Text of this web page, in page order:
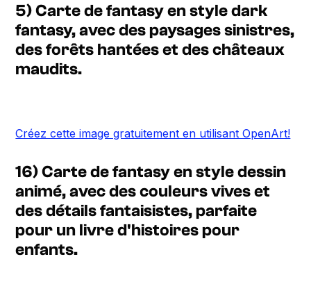
5) Carte de fantasy en style dark
fantasy, avec des paysages sinistres,
des forêts hantées et des châteaux
maudits.
Créez cette image gratuitement en utilisant OpenArt!
16) Carte de fantasy en style dessin
animé, avec des couleurs vives et
des détails fantaisistes, parfaite
pour un livre d'histoires pour
enfants.